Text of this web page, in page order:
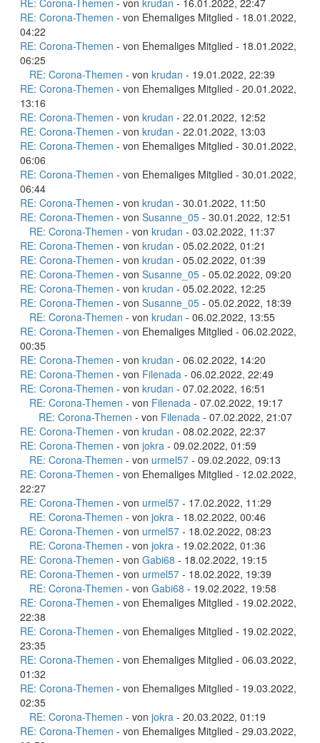
RE: Corona-Themen - von krudan - 16.01.2022, 22:47
RE: Corona-Themen - von Ehemaliges Mitglied - 18.01.2022,
04:22
RE: Corona-Themen - von Ehemaliges Mitglied - 18.01.2022,
06:25
RE: Corona-Themen - von krudan - 19.01.2022, 22:39
RE: Corona-Themen - von Ehemaliges Mitglied - 20.01.2022,
13:16
RE: Corona-Themen - von krudan - 22.01.2022, 12:52
RE: Corona-Themen - von krudan - 22.01.2022, 13:03
RE: Corona-Themen - von Ehemaliges Mitglied - 30.01.2022,
06:06
RE: Corona-Themen - von Ehemaliges Mitglied - 30.01.2022,
06:44
RE: Corona-Themen - von krudan - 30.01.2022, 11:50
RE: Corona-Themen - von Susanne_05 - 30.01.2022, 12:51
RE: Corona-Themen - von krudan - 03.02.2022, 11:37
RE: Corona-Themen - von krudan - 05.02.2022, 01:21
RE: Corona-Themen - von krudan - 05.02.2022, 01:39
RE: Corona-Themen - von Susanne_05 - 05.02.2022, 09:20
RE: Corona-Themen - von krudan - 05.02.2022, 12:25
RE: Corona-Themen - von Susanne_05 - 05.02.2022, 18:39
RE: Corona-Themen - von krudan - 06.02.2022, 13:55
RE: Corona-Themen - von Ehemaliges Mitglied - 06.02.2022,
00:35
RE: Corona-Themen - von krudan - 06.02.2022, 14:20
RE: Corona-Themen - von Filenada - 06.02.2022, 22:49
RE: Corona-Themen - von krudan - 07.02.2022, 16:51
RE: Corona-Themen - von Filenada - 07.02.2022, 19:17
RE: Corona-Themen - von Filenada - 07.02.2022, 21:07
RE: Corona-Themen - von krudan - 08.02.2022, 22:37
RE: Corona-Themen - von jokra - 09.02.2022, 01:59
RE: Corona-Themen - von urmel57 - 09.02.2022, 09:13
RE: Corona-Themen - von Ehemaliges Mitglied - 12.02.2022,
22:27
RE: Corona-Themen - von urmel57 - 17.02.2022, 11:29
RE: Corona-Themen - von jokra - 18.02.2022, 00:46
RE: Corona-Themen - von urmel57 - 18.02.2022, 08:23
RE: Corona-Themen - von jokra - 19.02.2022, 01:36
RE: Corona-Themen - von Gabi68 - 18.02.2022, 19:15
RE: Corona-Themen - von urmel57 - 18.02.2022, 19:39
RE: Corona-Themen - von Gabi68 - 19.02.2022, 19:58
RE: Corona-Themen - von Ehemaliges Mitglied - 19.02.2022,
22:38
RE: Corona-Themen - von Ehemaliges Mitglied - 19.02.2022,
23:35
RE: Corona-Themen - von Ehemaliges Mitglied - 06.03.2022,
01:32
RE: Corona-Themen - von Ehemaliges Mitglied - 19.03.2022,
02:35
RE: Corona-Themen - von jokra - 20.03.2022, 01:19
RE: Corona-Themen - von Ehemaliges Mitglied - 29.03.2022,